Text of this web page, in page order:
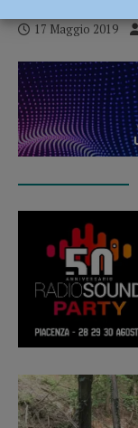
17 Maggio 2019